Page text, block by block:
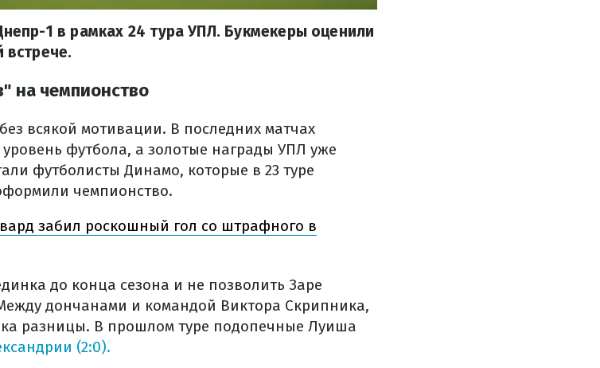
1 в рамках 24 тура УПЛ. Букмекеры оценили
на чемпионство
всякой мотивации. В последних матчах
футбола, а золотые награды УПЛ уже
футболисты Динамо, которые в 23 туре
чемпионство.
забил роскошный гол со штрафного в
до конца сезона и не позволить Заре
дончанами и командой Виктора Скрипника,
разницы. В прошлом туре подопечные Луиша
(2:0).